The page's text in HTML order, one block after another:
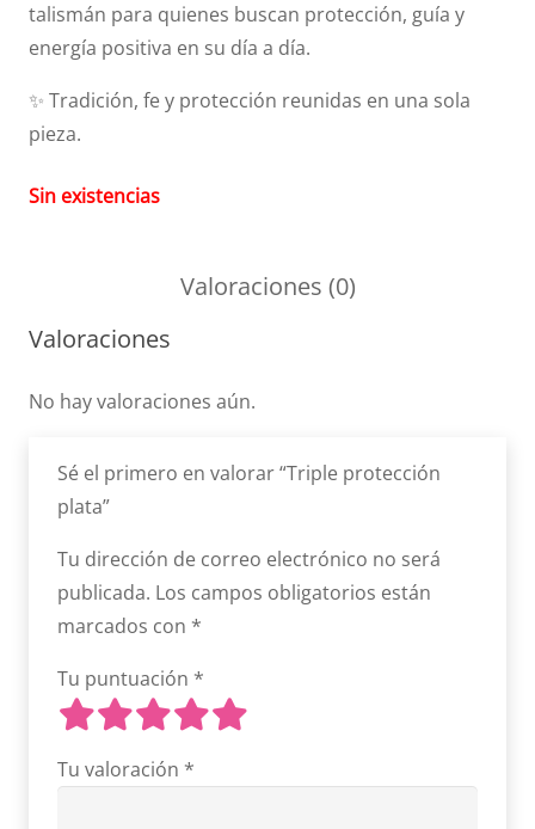
talismán para quienes buscan protección, guía y
energía positiva en su día a día.
✨ Tradición, fe y protección reunidas en una sola
pieza.
Sin existencias
Valoraciones (0)
Valoraciones
No hay valoraciones aún.
Sé el primero en valorar “Triple protección
plata”
Tu dirección de correo electrónico no será
publicada. Los campos obligatorios están
marcados con *
Tu puntuación *
Tu valoración *